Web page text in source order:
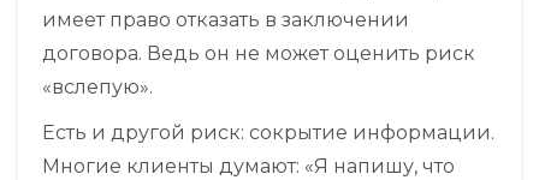
имеет право отказать в заключении
договора. Ведь он не может оценить риск
«вслепую».
Есть и другой риск: сокрытие информации.
Многие клиенты думают: «Я напишу, что